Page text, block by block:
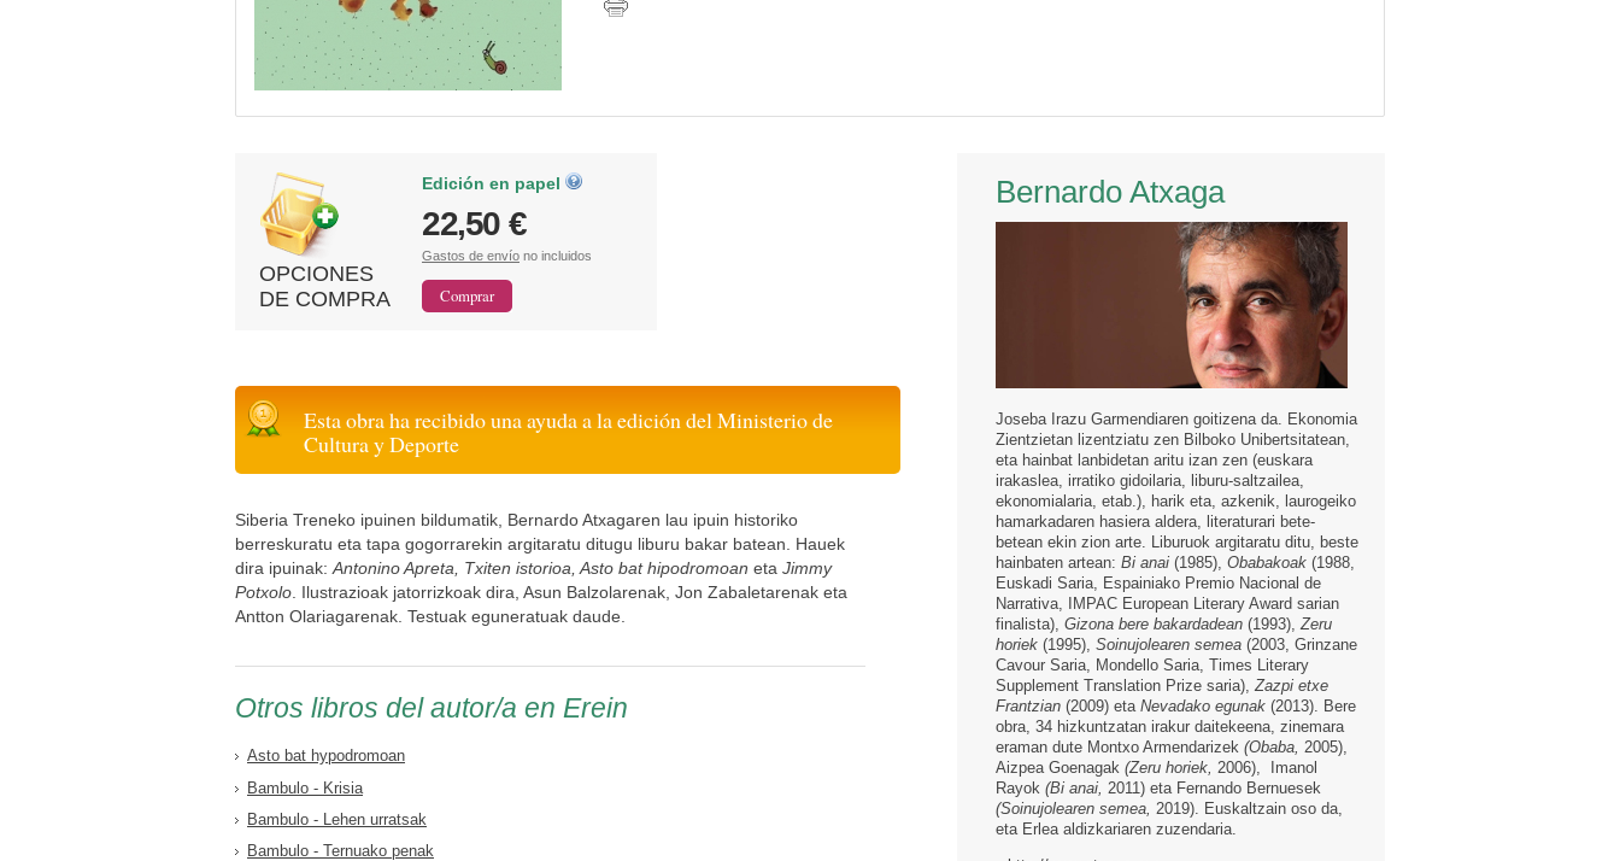
OPCIONES
DE COMPRA
Edición en papel
22,50 €
Gastos de envío no incluidos
Esta obra ha recibido una ayuda a la edición del Ministerio de
Cultura y Deporte
Siberia Treneko ipuinen bildumatik, Bernardo Atxagaren lau ipuin historiko
berreskuratu eta tapa gogorrarekin argitaratu ditugu liburu bakar batean. Hauek
dira ipuinak: Antonino Apreta, Txiten istorioa, Asto bat hipodromoan eta Jimmy
Potxolo . Ilustrazioak jatorrizkoak dira, Asun Balzolarenak, Jon Zabaletarenak eta
Antton Olariagarenak. Testuak eguneratuak daude.
Otros libros del autor/a en Erein
Asto bat hypodromoan
Bambulo - Krisia
Bambulo - Lehen urratsak
Bambulo - Ternuako penak
Bernardo Atxaga
Joseba Irazu Garmendiaren goitizena da. Ekonomia
Zientzietan lizentziatu zen Bilboko Unibertsitatean,
eta hainbat lanbidetan aritu izan zen (euskara
irakaslea, irratiko gidoilaria, liburu-saltzailea,
ekonomialaria, etab.), harik eta, azkenik, laurogeiko
hamarkadaren hasiera aldera, literaturari bete-
betean ekin zion arte. Liburuok argitaratu ditu, beste
hainbaten artean: Bi anai (1985), Obabakoak (1988,
Euskadi Saria, Espainiako Premio Nacional de
Narrativa, IMPAC European Literary Award sarian
finalista), Gizona bere bakardadean (1993),Zeru
horiek (1995), Soinujolearen semea (2003, Grinzane
Cavour Saria, Mondello Saria, Times Literary
Supplement Translation Prize saria),Zazpi etxe
Frantzian (2009) eta Nevadako egunak (2013). Bere
obra, 34 hizkuntzatan irakur daitekeena, zinemara
eraman dute Montxo Armendarizek (Obaba, 2005),
Aizpea Goenagak (Zeru horiek, 2006), Imanol
Rayok (Bi anai, 2011) eta Fernando Bernuesek
(Soinujolearen semea, 2019). Euskaltzain oso da,
eta Erlea aldizkariaren zuzendaria.